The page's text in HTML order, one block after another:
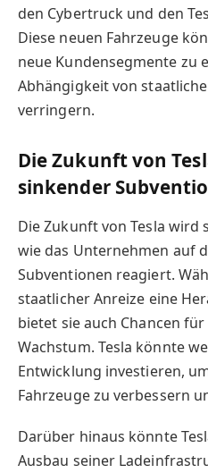
den Cybertruck und den
Diese neuen Fahrzeuge
neue Kundensegmente zu
Abhängigkeit von
verringern.
Die Zukunft von
sinkender
Die Zukunft von Tesla wird
wie das Unternehmen auf
Subventionen reagiert.
staatlicher Anreize eine
bietet sie auch Chancen
Wachstum. Tesla könnte
Entwicklung investieren,
Fahrzeuge zu verbessern
Darüber hinaus könnte
Ausbau seiner